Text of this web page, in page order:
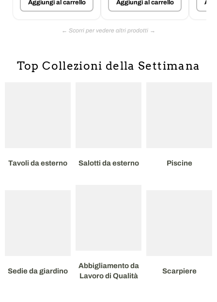
Aggiungi al carrello Aggiungi al carrello
Top Collezioni della Settimana
Tavoli da esterno Salotti da esterno Piscine
Sedie da giardino
Abbigliamento da
Lavoro di Qualità
Scarpiere